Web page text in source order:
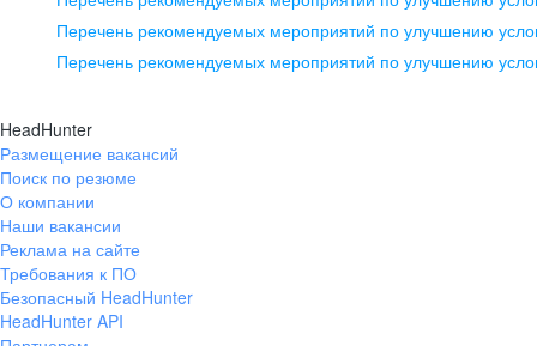
pr@ural.hh.ru
помещение 21
+7 383 207-94-64
pr@nsk.hh.ru
Перечень рекомендуемых мероприятий по улучшению
Перечень рекомендуемых мероприятий по улучшению
HeadHunter
Размещение вакансий
Поиск по резюме
О компании
Наши вакансии
Реклама на сайте
Требования к ПО
Безопасный HeadHunter
HeadHunter API